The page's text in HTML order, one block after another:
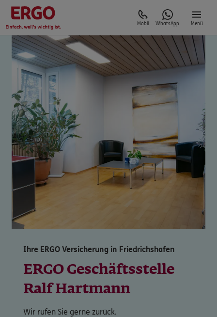
Mobil WhatsApp Menü
Ihre ERGO Versicherung in Friedrichshafen
ERGO Geschäftsstelle
Ralf Hartmann
Wir rufen Sie gerne zurück.